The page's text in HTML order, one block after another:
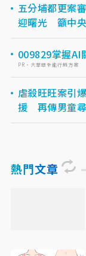
五分埔都更案
迎曙光 籲中
009829掌握AI
PR・大華銀全能行銷方案
虐殺旺旺案引
援 再傳男童
熱門文章